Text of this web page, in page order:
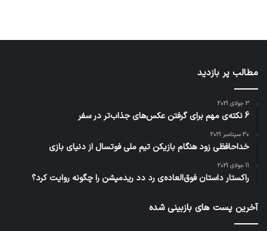
مطالب پر بازدید
3 جولای 2021
6 نکته‌ی مهم برای گرفتن عکس‌های جذاب‌تر در سفر
30 سپتامبر 2021
خداحافظی زود هنگام بازیکن تیم ملی فوتسال از دنیای بازی
11 جولای 2021
راکستار داستان فوق‌العاده‌ی رد دد ریدمپشن را چگونه روایت کرد؟
آخرین پست های بازبینی شده